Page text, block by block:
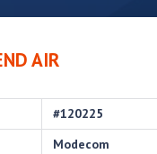
AIR
#120225
Modecom